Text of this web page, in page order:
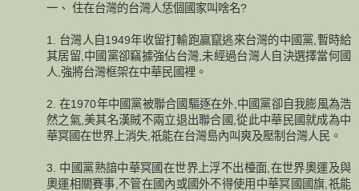
一、 住在台灣的台灣人恁個國家叫啥名?
1. 台灣人自1949年收留打輸跑贏竄逃來台灣的中國黨,暫時給
其居留,中國黨卻竊據強佔台灣,未經過台灣人自決選擇當何國
人,強將台灣框架在中華民國裡。
2. 在1970年中國黨被聯合國驅逐在外,中國黨卻自我膨風為浩
然之氣,美其名漢賊不兩立退出聯合國,從此中華民國就成為中
華冥國在世界上消失,祇能在台灣島內叫爽及壓制台灣人民。
3. 中國黨熟諳中華冥國在世界上浮不出檯面,在世界奧運及與
奧運相關賽事,不管在國內或國外不得使用中華冥國國旗,祇能